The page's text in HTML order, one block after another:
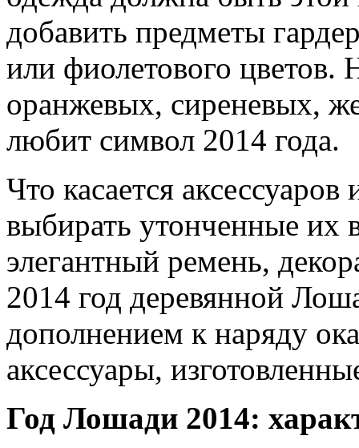
добавить предметы
или фиолетового цветов.
оранжевых, сиреневых,
любит символ 2014 года.
Что касается
выбирать утонченные их
элегантный ремень,
2014 год деревянной
дополнением к наряду
аксессуары,
Год Лошади 2014: